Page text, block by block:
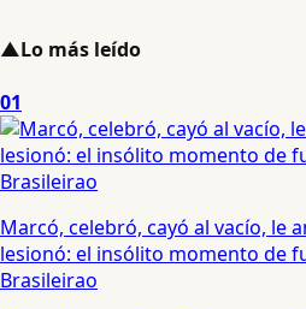
▲Lo más leído
01
Marcó, celebró, cayó al vacío, le
lesionó: el insólito momento de
Brasileirao